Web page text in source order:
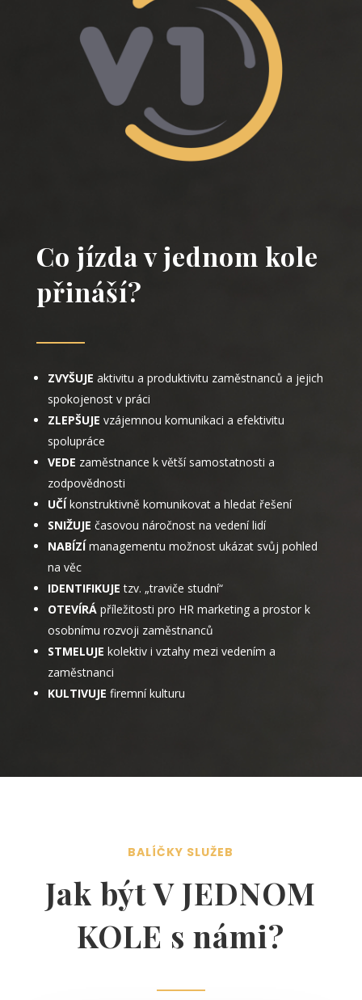
Co jízda v jednom kole
přináší?
ZVYŠUJE aktivitu a produktivitu zaměstnanců a jejich
spokojenost v práci
ZLEPŠUJE vzájemnou komunikaci a efektivitu
spolupráce
VEDE zaměstnance k větší samostatnosti a
zodpovědnosti
UČÍkonstruktivně komunikovat a hledat řešení
SNIŽUJE časovou náročnost na vedení lidí
NABÍZÍmanagementu možnost ukázat svůj pohled
na věc
IDENTIFIKUJE tzv. „traviče studní“
OTEVÍRÁ příležitosti pro HR marketing a prostor k
osobnímu rozvoji zaměstnanců
STMELUJE kolektiv i vztahy mezi vedením a
zaměstnanci
KULTIVUJE firemní kulturu
BALÍČKY SLUŽEB
Jak být V JEDNOM
KOLE s námi?